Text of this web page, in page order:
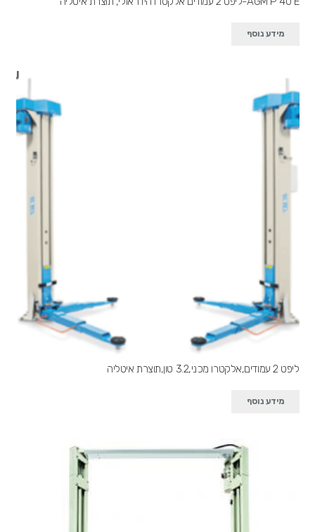
מידע נוסף
ליפט 2 עמודים,אלקטרו מכני,3.2 טון,תוצרת איטליה
מידע נוסף